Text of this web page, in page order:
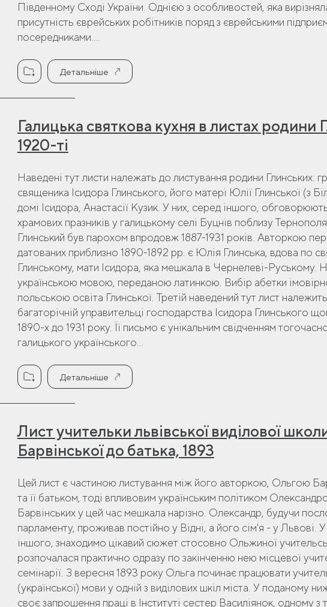
Південному Сході України. Однією з особливостей, яка
присутність єврейських робітників поряд з єврейськими
посередниками....
Детальніше
Галицька святкова кухня в листах родини
1920-ті
Наведені тут листи належать до листування родини Глинських:
священика Ісидора Глинського, його матері Юлії Глинської (з
домі Ісидора, Анастасії Кузик. У них, серед іншого,
храмових празників у галицькому селі Буцнів поблизу
Глинський був парохом впродовж 1887-1931 років. Авторкою
датованих приблизно 1890-1892 рр. є Юлія Глинська, вдова по
Глинському, мати Ісидора, яка мешкала в Чернелеві-Руському.
українською мовою, переданою латинкою. Вибір абетки
польською освіта Глинської. Третій наведений тут лист належить
багаторічній управительці господарства Ісидора Глинського
1890-х до 1931 року. Її письмо є унікальним свідченням
галицького українського...
Детальніше
Лист учительки львівської виділової
Барвінської до батька, 1893
Цей лист є частиною листування між його авторкою, Ольгою
та її батьком, тоді впливовим українським політиком
Барвінських у цей час мешкала нарізно. Олександр, будучи
парламенту, проживав постійно у Відні, а його сім'я - у Львові.
іншого, знаходимо цікавий сюжет стосовно Ольжиної
розпочалася практично одразу по закінченню нею місцевої
семінарії. З вересня 1893 року Ольга починає працювати
(української) мови у одній з виділових шкіл міста. У поданому
своє запрошення праці в Інституті сестер Василіянок, одному з